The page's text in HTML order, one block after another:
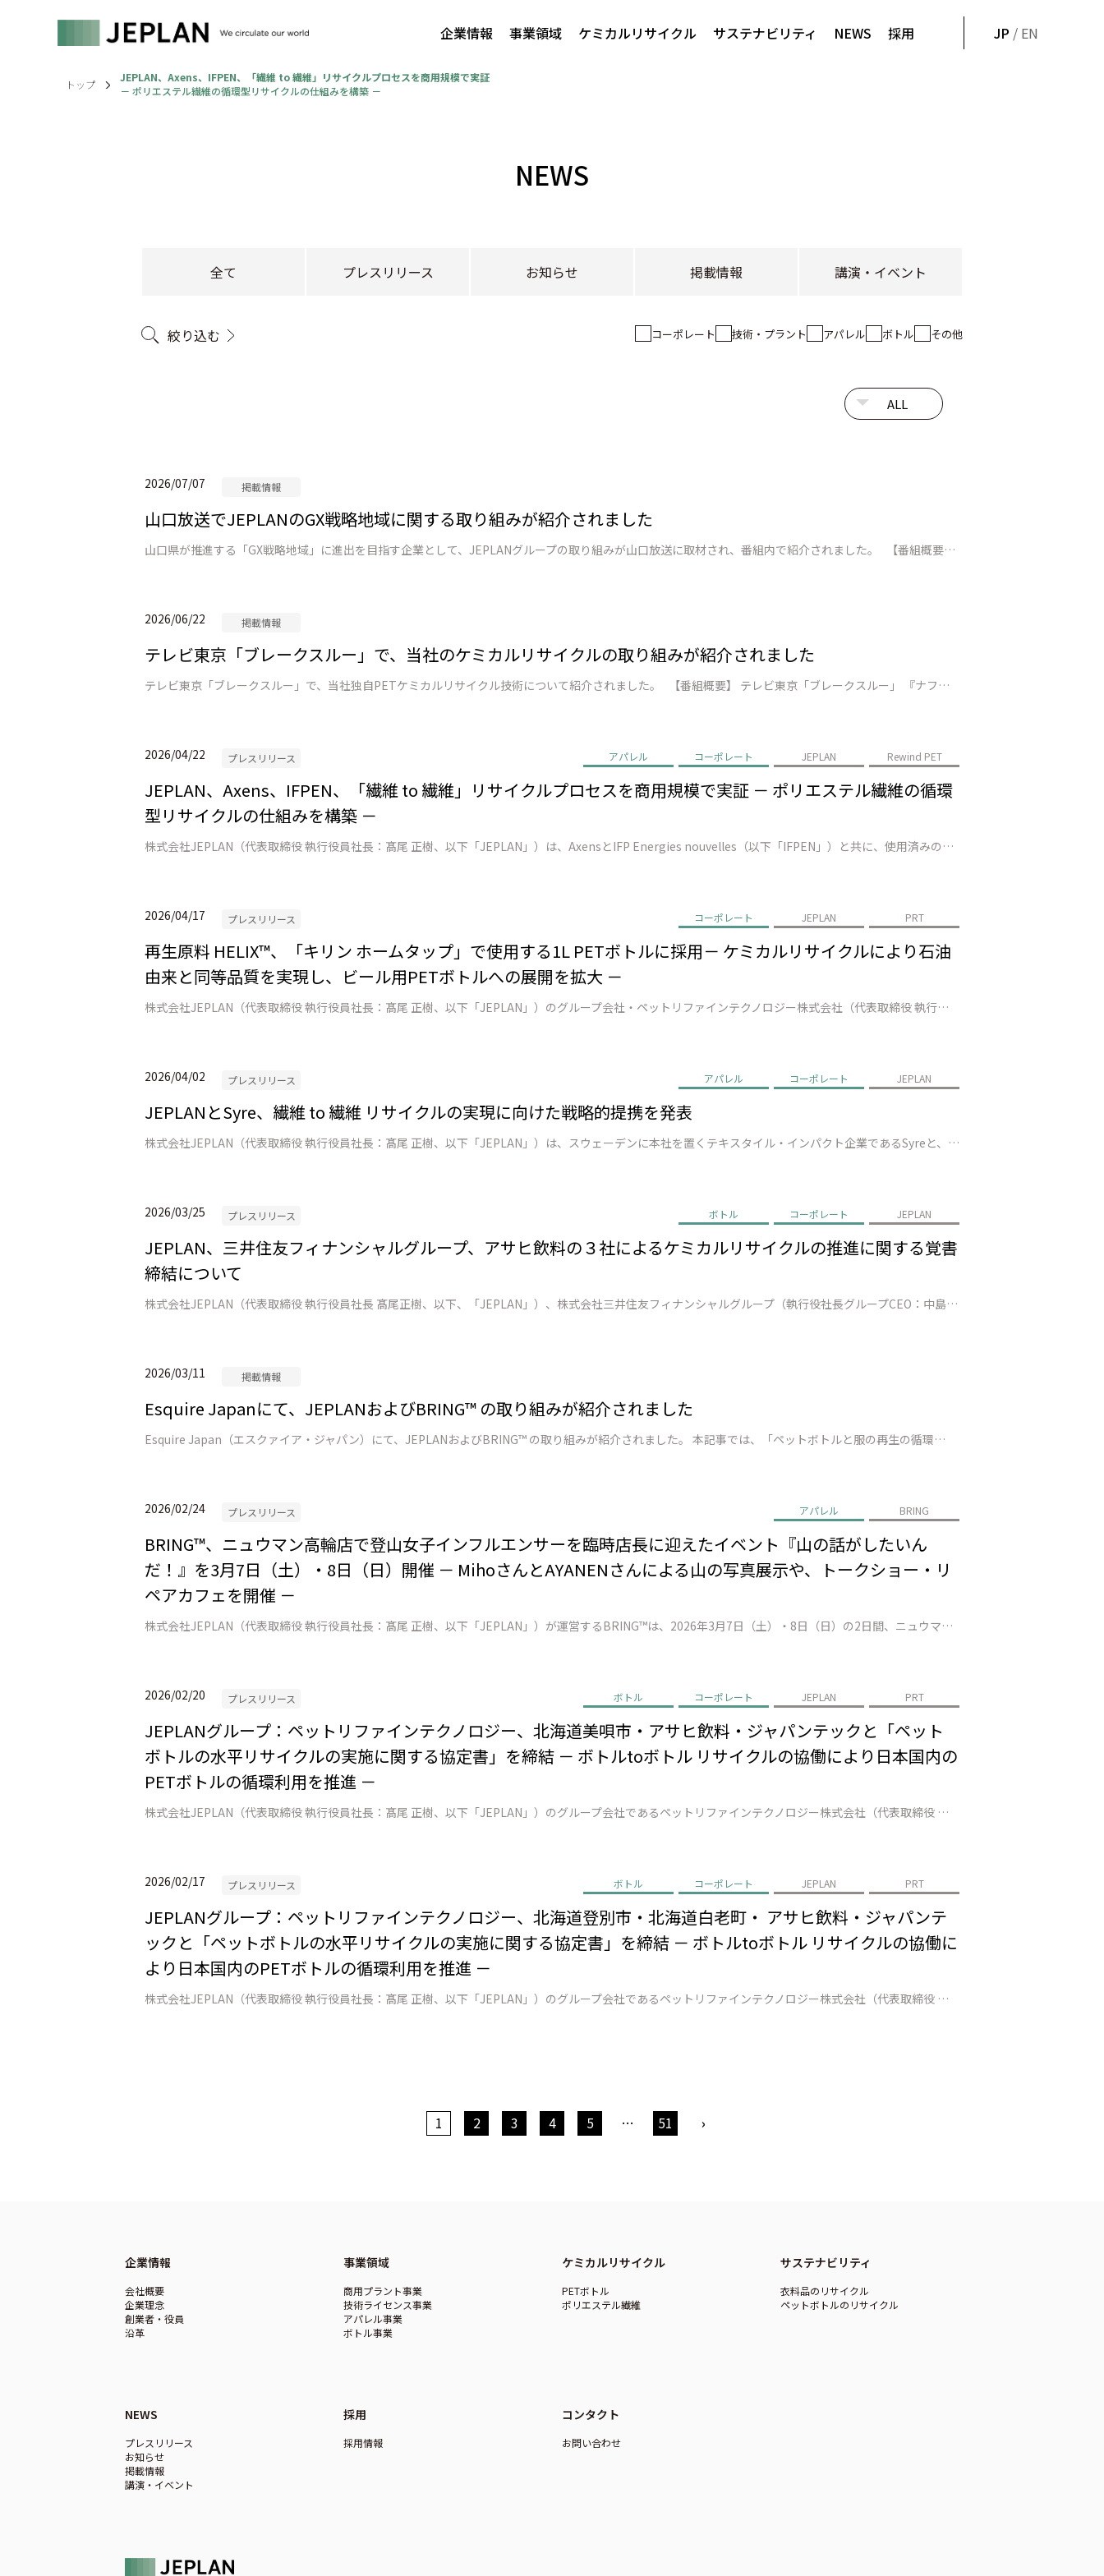
企業情報 事業領域 ケミカルリサイクル サステナビリティ NEWS 採用 JP / EN
トップ
JEPLAN、Axens、IFPEN、「繊維 to 繊維」リサイクルプロセスを商用規模で実証
－ ポリエステル繊維の循環型リサイクルの仕組みを構築 －
NEWS
全て プレスリリース お知らせ 掲載情報 講演・イベント
絞り込む コーポレート 技術・プラント アパレル ボトル その他
2026/07/07 掲載情報
山口放送でJEPLANのGX戦略地域に関する取り組みが紹介されました
山口県が推進する「GX戦略地域」に進出を目指す企業として、JEPLANグループの取り組みが山口放送に取材され、番組内で紹介されました。 【番組概要】 番組情報：山口放送「kry news every.」（山口県ローカルニュース） 放送日時：2026年7月2日（木）18:15～ 特集テーマ：【GX戦略地域】…
2026/06/22 掲載情報
テレビ東京「ブレークスルー」で、当社のケミカルリサイクルの取り組みが紹介されました
テレビ東京「ブレークスルー」で、当社独自PETケミカルリサイクル技術について紹介されました。 【番組概要】 テレビ東京「ブレークスルー」 『ナフサ不足に挑むリサイクル技術 プラごみを何度でもリサイクル』 https://www.tv-tokyo.co.jp/broad_tvtokyo/program/de…
2026/04/22 プレスリリース アパレル コーポレート JEPLAN Rewind PET
JEPLAN、Axens、IFPEN、「繊維 to 繊維」リサイクルプロセスを商用規模で実証 － ポリエステル繊維の循環
型リサイクルの仕組みを構築 －
株式会社JEPLAN（代表取締役 執行役員社長：髙尾 正樹、以下「JEPLAN」）は、AxensとIFP Energies nouvelles（以下「IFPEN」）と共に、使用済みの繊維廃棄物数十トンを準商用設備（福岡県北九州市）でリサイクルし、100%廃棄ポリエステルから再生された モノマー*1の製造に成功しました。…
2026/04/17 プレスリリース コーポレート JEPLAN PRT
再生原料 HELIX™、「キリン ホームタップ」で使用する1L PETボトルに採用－ ケミカルリサイクルにより石油
由来と同等品質を実現し、ビール用PETボトルへの展開を拡大 －
株式会社JEPLAN（代表取締役 執行役員社長：髙尾 正樹、以下「JEPLAN」）のグループ会社・ペットリファインテクノロジー株式会社（代表取締役 執行役員社長：伊賀 大悟、以下「ペットリファインテクノロジー」）が製造・販売する再生原料「HELIX™」は、キリンビール株式会社（代表取締役社長：堀口 英樹、以下「キリンビ…
2026/04/02 プレスリリース アパレル コーポレート JEPLAN
JEPLANとSyre、繊維 to 繊維 リサイクルの実現に向けた戦略的提携を発表
株式会社JEPLAN（代表取締役 執行役員社長：髙尾 正樹、以下「JEPLAN」）は、スウェーデンに本社を置くテキスタイル・インパクト企業であるSyreと、繊維to繊維リサイクルの実現に向けた戦略的提携を締結（以下、「本提携」）したことを発表します。 本提携を通じて、Syreが有するグローバルな事業構想力・技術統合力と…
2026/03/25 プレスリリース ボトル コーポレート JEPLAN
JEPLAN、三井住友フィナンシャルグループ、アサヒ飲料の３社によるケミカルリサイクルの推進に関する覚書
締結について
株式会社JEPLAN（代表取締役 執行役員社長 髙尾正樹、以下、「JEPLAN」）、株式会社三井住友フィナンシャルグループ（執行役社長グループCEO：中島 達、以下、グループを総称し「SMBCグループ」）、アサヒ飲料株式会社（代表取締役社長:近藤 佳代子、以下「アサヒ飲料」）は、ケミカルリサイクル事業の拡大に向けた協力…
2026/03/11 掲載情報
Esquire Japanにて、JEPLANおよびBRING™ の取り組みが紹介されました
Esquire Japan（エスクァイア・ジャパン）にて、JEPLANおよびBRING™ の取り組みが紹介されました。 本記事では、「ペットボトルと服の再生の循環——What Are We Re-Fashioning?」をテーマに、JEPLAN／BRINGの取り組みを取材いただきました。 PETケミカルリサイクル工場で…
2026/02/24 プレスリリース アパレル BRING
BRING™、ニュウマン高輪店で登山女子インフルエンサーを臨時店長に迎えたイベント『山の話がしたいん
だ！』を3月7日（土）・8日（日）開催 － MihoさんとAYANENさんによる山の写真展示や、トークショー・リ
ペアカフェを開催 －
株式会社JEPLAN（代表取締役 執行役員社長：髙尾 正樹、以下「JEPLAN」）が運営するBRING™は、2026年3月7日（土）・8日（日）の2日間、ニュウマン高輪店にて、”登山女子”として活躍する人気インフルエンサーのMihoさんとAYANENさんを臨時店長に迎え、トークショーやリペアカフェを通じて、山の魅力や楽…
2026/02/20 プレスリリース ボトル コーポレート JEPLAN PRT
JEPLANグループ：ペットリファインテクノロジー、北海道美唄市・アサヒ飲料・ジャパンテックと「ペット
ボトルの水平リサイクルの実施に関する協定書」を締結 － ボトルtoボトル リサイクルの協働により日本国内の
PETボトルの循環利用を推進 －
株式会社JEPLAN（代表取締役 執行役員社長：髙尾 正樹、以下「JEPLAN」）のグループ会社であるペットリファインテクノロジー株式会社（代表取締役 執行役員社長：伊賀 大悟、以下「ペットリファインテクノロジー」）は、美唄市（市長：桜井 恒）、アサヒ飲料株式会社（代表取締役社長：米女 太一、以下「アサヒ飲料」）、ジャ…
2026/02/17 プレスリリース ボトル コーポレート JEPLAN PRT
JEPLANグループ：ペットリファインテクノロジー、北海道登別市・北海道白老町・ アサヒ飲料・ジャパンテ
ックと「ペットボトルの水平リサイクルの実施に関する協定書」を締結 － ボトルtoボトル リサイクルの協働に
より日本国内のPETボトルの循環利用を推進 －
株式会社JEPLAN（代表取締役 執行役員社長：髙尾 正樹、以下「JEPLAN」）のグループ会社であるペットリファインテクノロジー株式会社（代表取締役 執行役員社長：伊賀 大悟、以下「ペットリファインテクノロジー」）は、登別市（市長：小笠原 春一）、白老町（町長：大塩 英男）、アサヒ飲料株式会社（代表取締役社長：米女 …
1 2 3 4 5 … 51 ›
企業情報
会社概要
企業理念
創業者・役員
沿革
事業領域
商用プラント事業
技術ライセンス事業
アパレル事業
ボトル事業
ケミカルリサイクル
PETボトル
ポリエステル繊維
サステナビリティ
衣料品のリサイクル
ペットボトルのリサイクル
NEWS
プレスリリース
お知らせ
掲載情報
講演・イベント
採用
採用情報
コンタクト
お問い合わせ